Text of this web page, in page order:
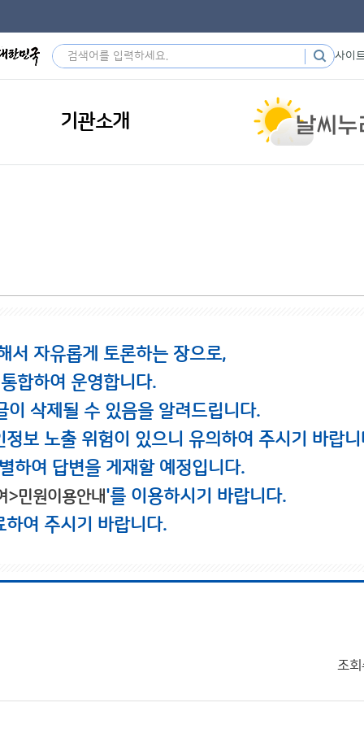
사이
기관소개
서 자유롭게 토론하는 장으로,
합하여 운영합니다.
삭제될 수 있음을 알려드립니다.
보 노출 위험이 있으니 유의하여 주시기 바랍니
하여 답변을 게재할 예정입니다.
>민원이용안내'를 이용하시기 바랍니다.
여 주시기 바랍니다.
조회